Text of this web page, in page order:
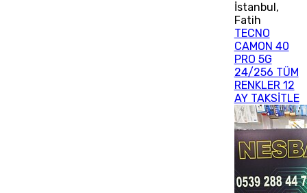
İstanbul ,
Fatih
TECNO
CAMON 40
PRO 5G
24/256 TÜM
RENKLER 12
AY TAKSİTLE